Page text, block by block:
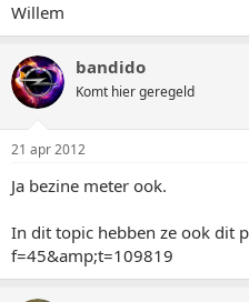
Willem
bandido
Komt hier geregeld
21 apr 2012
Ja bezine meter ook.
In dit topic hebben ze ook dit
f=45&amp;t=109819